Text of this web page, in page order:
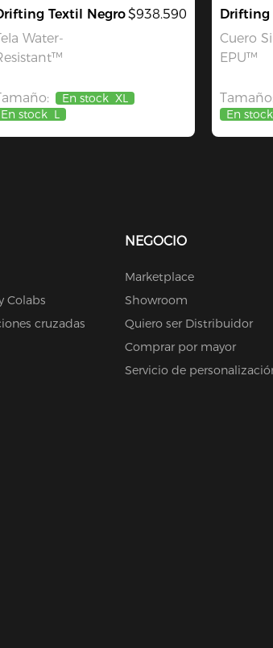
Textil Negro
Water-
$938.590
En stock XL
En stock L
Drifting
Cuero
EPU™
Tamaño:
En stock
Colabs
cruzadas
NEGOCIO
Marketplace
Showroom
Quiero ser Distribuidor
Comprar por mayor
Servicio de